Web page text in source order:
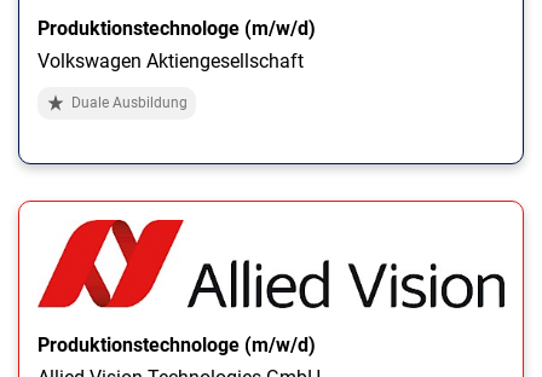
Produktionstechnologe (m/w/d)
Volkswagen Aktiengesellschaft
Duale Ausbildung
Produktionstechnologe (m/w/d)